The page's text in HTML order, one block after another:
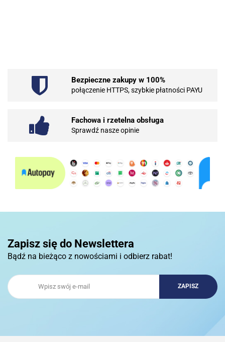
101 INC
Bezpieczne zakupy w 100%
połączenie HTTPS, szybkie płatności PAYU
Fachowa i rzetelna obsługa
Sprawdź nasze opinie
Zapisz się do Newslettera
Bądź na bieżąco z nowościami i odbierz rabat!